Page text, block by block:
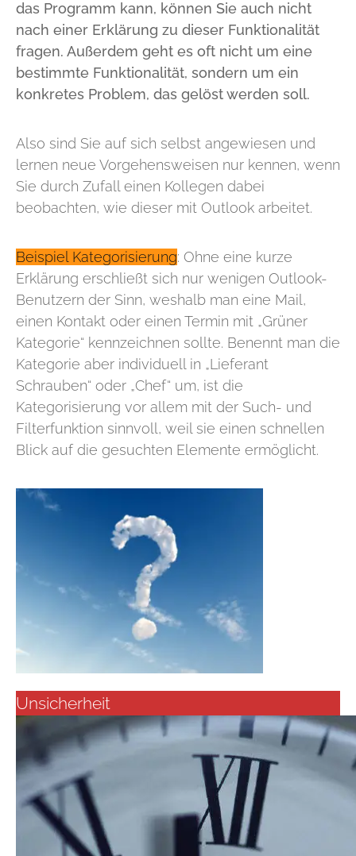
das Programm kann, können Sie auch nicht
nach einer Erklärung zu dieser Funktionalität
fragen. Außerdem geht es oft nicht um eine
bestimmte Funktionalität, sondern um ein
konkretes Problem, das gelöst werden soll.
Also sind Sie auf sich selbst angewiesen und
lernen neue Vorgehensweisen nur kennen, wenn
Sie durch Zufall einen Kollegen dabei
beobachten, wie dieser mit Outlook arbeitet.
Beispiel Kategorisierung: Ohne eine kurze
Erklärung erschließt sich nur wenigen Outlook-
Benutzern der Sinn, weshalb man eine Mail,
einen Kontakt oder einen Termin mit „Grüner
Kategorie“ kennzeichnen sollte. Benennt man die
Kategorie aber individuell in „Lieferant
Schrauben“ oder „Chef“ um, ist die
Kategorisierung vor allem mit der Such- und
Filterfunktion sinnvoll, weil sie einen schnellen
Blick auf die gesuchten Elemente ermöglicht.
Unsicherheit